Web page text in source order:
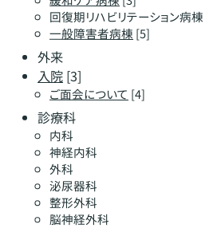
回復期リハビリテーション病棟
一般障害者病棟 [5]
外来
入院[3]
ご面会について [4]
診療科
内科
神経内科
外科
泌尿器科
整形外科
脳神経外科